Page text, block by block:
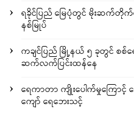
ရခိုင်ပြည် မြေပုံတွင် မိုးဆက်တိုက်ရွ
နစ်မြုပ်
ကချင်ပြည် မြို့နယ် ၅ ခုတွင် စစ်ရ
ဆက်လက်ပြင်းထန်နေ
ရေကာတာ ကျိုးပေါက်မှုကြောင့်
ကျော် ရေဘေးသင့်